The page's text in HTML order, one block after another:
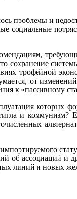
проблемы и
социальные
сохранение
трофейной
от
к «пассивному
которых
и коммунизм?
об ассоциаций и
линий и новых